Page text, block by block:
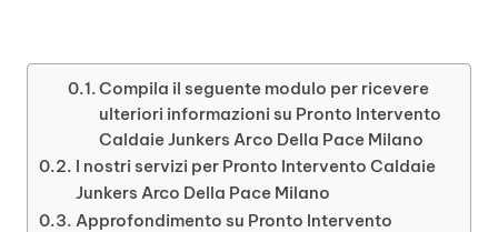
Compila il seguente modulo per ricevere
ulteriori informazioni su Pronto Intervento
Caldaie Junkers Arco Della Pace Milano
I nostri servizi per Pronto Intervento Caldaie
Junkers Arco Della Pace Milano
Approfondimento su Pronto Intervento